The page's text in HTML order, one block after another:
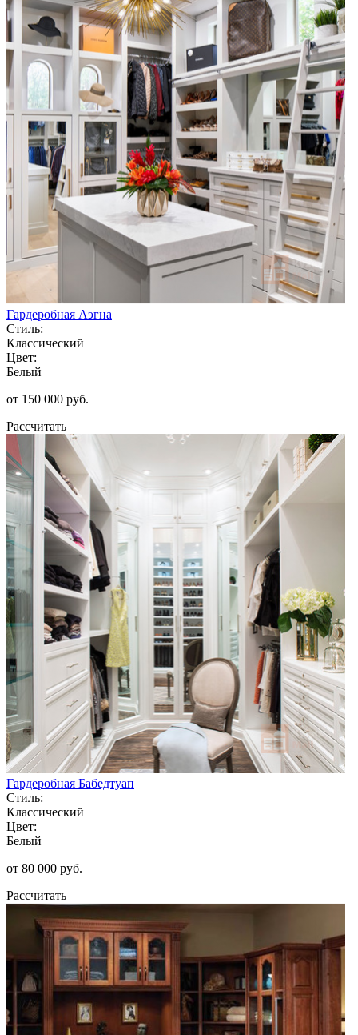
Гардеробная Аэгна
Стиль:
Классический
Цвет:
Белый
от 150 000 руб.
Рассчитать
Гардеробная Бабедтуап
Стиль:
Классический
Цвет:
Белый
от 80 000 руб.
Рассчитать